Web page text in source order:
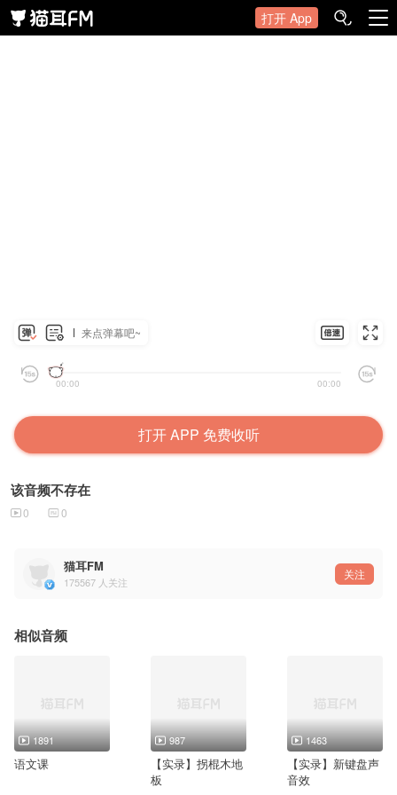
打开 App
来点弹幕吧~
00:00 00:00
打开 APP 免费收听
该音频不存在
0 0
猫耳FM
175567 人关注
关注
相似音频
1891
语文课
987
【实录】拐棍木地
板
1463
【实录】新键盘声
音效